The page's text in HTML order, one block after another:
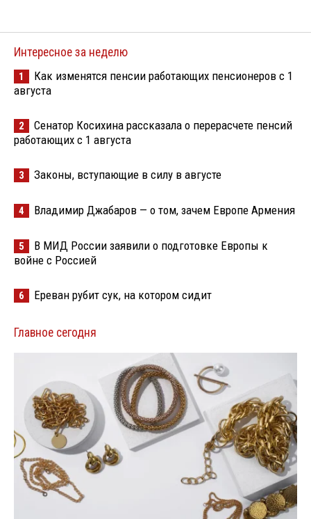
Интересное за неделю
1
Как изменятся пенсии работающих пенсионеров с 1
августа
2
Сенатор Косихина рассказала о перерасчете пенсий
работающих с 1 августа
3 Законы, вступающие в силу в августе
4 Владимир Джабаров — о том, зачем Европе Армения
5
В МИД России заявили о подготовке Европы к
войне с Россией
6 Ереван рубит сук, на котором сидит
Главное сегодня